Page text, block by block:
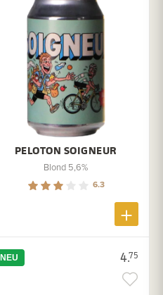
PELOTON SOIGNEUR
Blond 5,6%
6.3
4.75
NEU